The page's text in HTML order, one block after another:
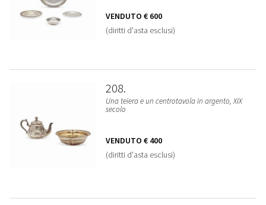
VENDUTO € 600
(diritti d'asta esclusi)
208
Una teiera e un centrotavola in argento, XIX
secolo
VENDUTO € 400
(diritti d'asta esclusi)